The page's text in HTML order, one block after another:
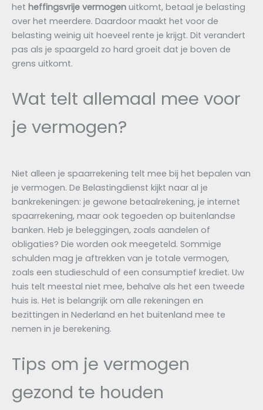
het heffingsvrije vermogen uitkomt, betaal je belasting
over het meerdere. Daardoor maakt het voor de
belasting weinig uit hoeveel rente je krijgt. Dit verandert
pas als je spaargeld zo hard groeit dat je boven de
grens uitkomt.
Wat telt allemaal mee voor
je vermogen?
Niet alleen je spaarrekening telt mee bij het bepalen van
je vermogen. De Belastingdienst kijkt naar al je
bankrekeningen: je gewone betaalrekening, je internet
spaarrekening, maar ook tegoeden op buitenlandse
banken. Heb je beleggingen, zoals aandelen of
obligaties? Die worden ook meegeteld. Sommige
schulden mag je aftrekken van je totale vermogen,
zoals een studieschuld of een consumptief krediet. Uw
huis telt meestal niet mee, behalve als het een tweede
huis is. Het is belangrijk om alle rekeningen en
bezittingen in Nederland en het buitenland mee te
nemen in je berekening.
Tips om je vermogen
gezond te houden